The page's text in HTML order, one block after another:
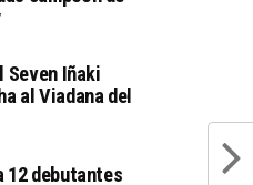
Seven Iñaki
al Viadana del
12 debutantes